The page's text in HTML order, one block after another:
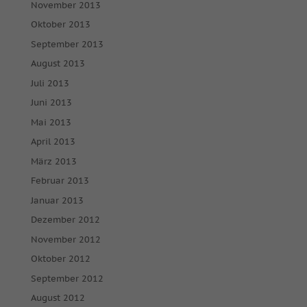
November 2013
Oktober 2013
September 2013
August 2013
Juli 2013
Juni 2013
Mai 2013
April 2013
März 2013
Februar 2013
Januar 2013
Dezember 2012
November 2012
Oktober 2012
September 2012
August 2012
werden standardmäßig blockiert. Wenn Cookies von externen
keiner manuellen Einwilligung mehr.
Cookie-Informationen anzeigen
powered by Borlabs Cookie